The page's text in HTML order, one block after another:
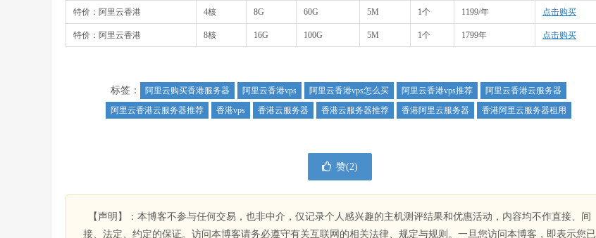
特价：阿里云香港 4核 8G 60G 5M 1个 1199/年 点击购买
特价：阿里云香港 8核 16G 100G 5M 1个 1799年 点击购买
标签： 阿里云购买香港服务器 阿里云香港vps 阿里云香港vps怎么买 阿里云香港vps推荐
阿里云香港云服务器
阿里云香港云服务器推荐
香港vps 香港云服务器 香港云服务器推荐 香港阿里云服务器 香港阿里云服务器租用
赞(2)
【声明】：本博客不参与任何交易，也非中介，仅记录个人感兴趣的主机测评结果和优惠活动，内容均不作直接、间
接、法定、约定的保证。访问本博客请务必遵守有关互联网的相关法律、规定与规则。一旦您访问本博客，即表示您已